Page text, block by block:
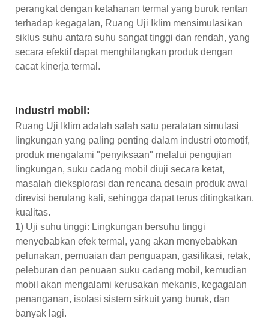
perangkat dengan ketahanan termal yang buruk rentan
terhadap kegagalan, Ruang Uji Iklim mensimulasikan
siklus suhu antara suhu sangat tinggi dan rendah, yang
secara efektif dapat menghilangkan produk dengan
cacat kinerja termal.
Industri mobil:
Ruang Uji Iklim adalah salah satu peralatan simulasi
lingkungan yang paling penting dalam industri otomotif,
produk mengalami "penyiksaan" melalui pengujian
lingkungan, suku cadang mobil diuji secara ketat,
masalah dieksplorasi dan rencana desain produk awal
direvisi berulang kali, sehingga dapat terus ditingkatkan.
kualitas.
1) Uji suhu tinggi: Lingkungan bersuhu tinggi
menyebabkan efek termal, yang akan menyebabkan
pelunakan, pemuaian dan penguapan, gasifikasi, retak,
peleburan dan penuaan suku cadang mobil, kemudian
mobil akan mengalami kerusakan mekanis, kegagalan
penanganan, isolasi sistem sirkuit yang buruk, dan
banyak lagi.